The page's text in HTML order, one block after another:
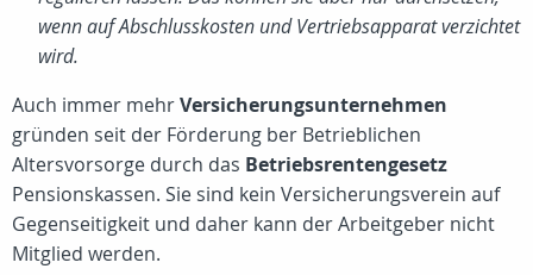
wenn auf Abschlusskosten und Vertriebsapparat verzichtet
wird.
Auch immer mehrVersicherungsunternehmen
gründen seit der Förderung ber Betrieblichen
Altersvorsorge durch das Betriebsrentengesetz
Pensionskassen. Sie sind kein Versicherungsverein auf
Gegenseitigkeit und daher kann der Arbeitgeber nicht
Mitglied werden.